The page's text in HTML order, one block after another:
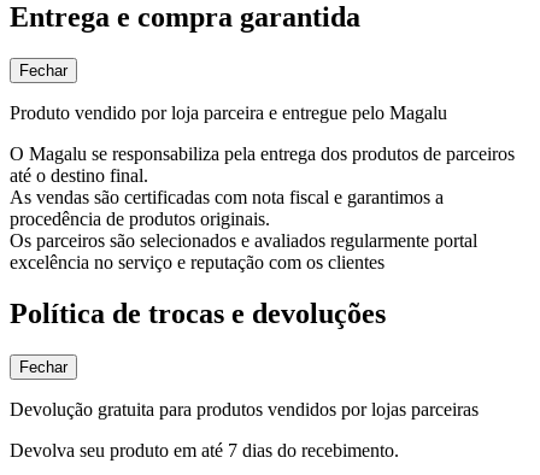
Entrega e compra garantida
Fechar
Produto vendido por loja parceira e entregue pelo Magalu
O Magalu se responsabiliza pela entrega dos produtos de parceiros
até o destino final.
As vendas são certificadas com nota fiscal e garantimos a
procedência de produtos originais.
Os parceiros são selecionados e avaliados regularmente portal
excelência no serviço e reputação com os clientes
Política de trocas e devoluções
Fechar
Devolução gratuita para produtos vendidos por lojas parceiras
Devolva seu produto em até 7 dias do recebimento.